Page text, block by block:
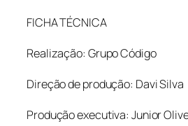
FICHA TÉCNICA
Realização: Grupo Código
Direção de produção: Davi Silva
Produção executiva: Junior